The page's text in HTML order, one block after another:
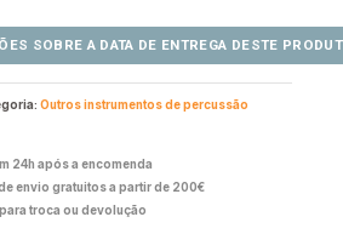
Outros instrumentos de percussão
24h após a encomenda
envio gratuitos a partir de 200€
troca ou devolução